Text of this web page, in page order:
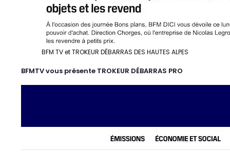
BFM TV et TROKEUR DÉBARRAS DES HAUTES ALPES
BFMTV vous présente TROKEUR DÉBARRAS PRO